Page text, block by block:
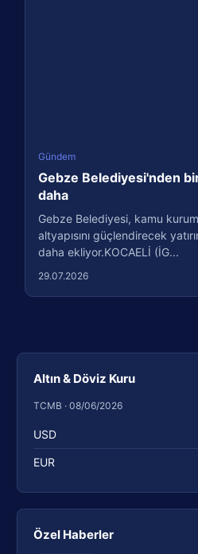
Altın & Döviz Kuru
TCMB · 08/06/2026
USD
EUR
Özel Haberler
Gündem
Gebze Belediyesi'nden
daha
Gebze Belediyesi, kamu
altyapısını güçlendirecek
daha ekliyor.KOCAELİ (İG...
29.07.2026